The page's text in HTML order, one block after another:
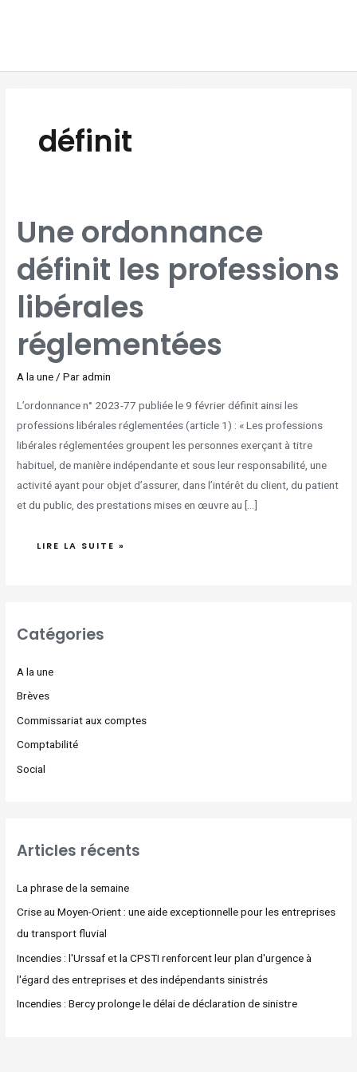
définit
Une ordonnance
définit les professions
libérales
réglementées
A la une/ Paradmin
L’ordonnance n° 2023-77 publiée le 9 février définit ainsi les
professions libérales réglementées (article 1) : « Les professions
libérales réglementées groupent les personnes exerçant à titre
habituel, de manière indépendante et sous leur responsabilité, une
activité ayant pour objet d’assurer, dans l’intérêt du client, du patient
et du public, des prestations mises en œuvre au […]
ORDONNANCE
DÉFINIT
LES
LIBÉRALES
RÉGLEMENTÉES
LIRE LA SUITE »
Catégories
A la une
Brèves
Commissariat aux comptes
Comptabilité
Social
Articles récents
La phrase de la semaine
Crise au Moyen-Orient : une aide exceptionnelle pour les entreprises
du transport fluvial
Incendies : l'Urssaf et la CPSTI renforcent leur plan d'urgence à
l'égard des entreprises et des indépendants sinistrés
Incendies : Bercy prolonge le délai de déclaration de sinistre